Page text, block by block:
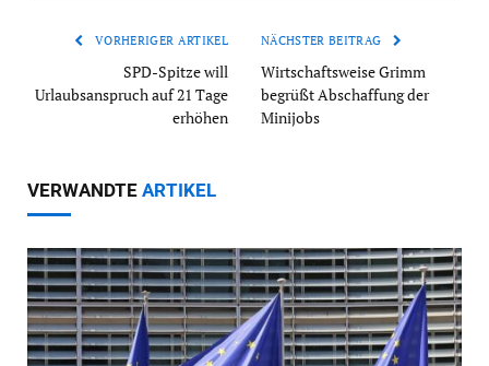
VORHERIGER ARTIKEL
SPD-Spitze will
Urlaubsanspruch auf 21 Tage
erhöhen
NÄCHSTER BEITRAG
Wirtschaftsweise Grimm
begrüßt Abschaffung der
Minijobs
VERWANDTE ARTIKEL